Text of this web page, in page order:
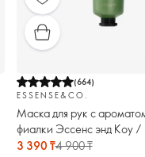
(664)
ESSENSE&CO.
Маска для рук с
фиалки Эссенс энд Коу /
Co.
3 390 ₸4 900 ₸